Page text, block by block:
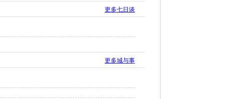
更多七日谈
更多城与事